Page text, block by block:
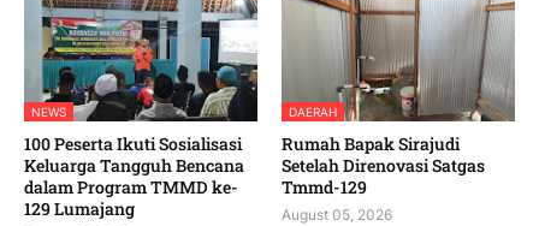
NEWS
100 Peserta Ikuti Sosialisasi
Keluarga Tangguh Bencana
dalam Program TMMD ke-
129 Lumajang
DAERAH
Rumah Bapak Sirajudi
Setelah Direnovasi Satgas
Tmmd-129
August 05, 2026